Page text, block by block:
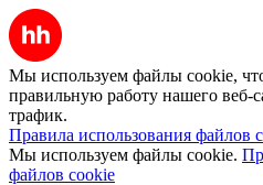
Мы используем файлы cookie,
правильную работу нашего веб-
трафик.
Правила использования файлов
Мы используем файлы cookie.
файлов cookie